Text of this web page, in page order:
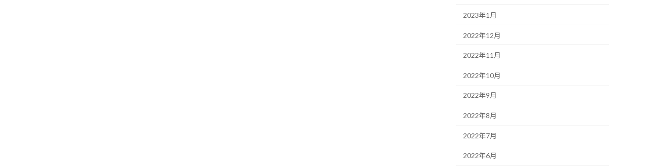
2023年1月
2022年12月
2022年11月
2022年10月
2022年9月
2022年8月
2022年7月
2022年6月